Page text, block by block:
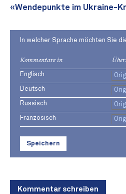
«Wendepunkte im Ukraine-
In welcher Sprache möchten Sie
Kommentare in
Englisch
Deutsch
Russisch
Französisch
Speichern
Kommentar schreiben